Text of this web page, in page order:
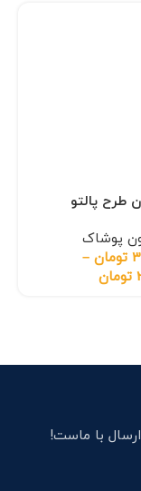
طرح پالتو
پوشاک
تومان –
تومان
با ماست!